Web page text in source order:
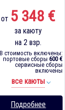
от 5 348 €
за каюту
на 2 взр.
В стоимость включены:
портовые сборы 600 €
сервисные сборы
включены
все каюты
Подробнее